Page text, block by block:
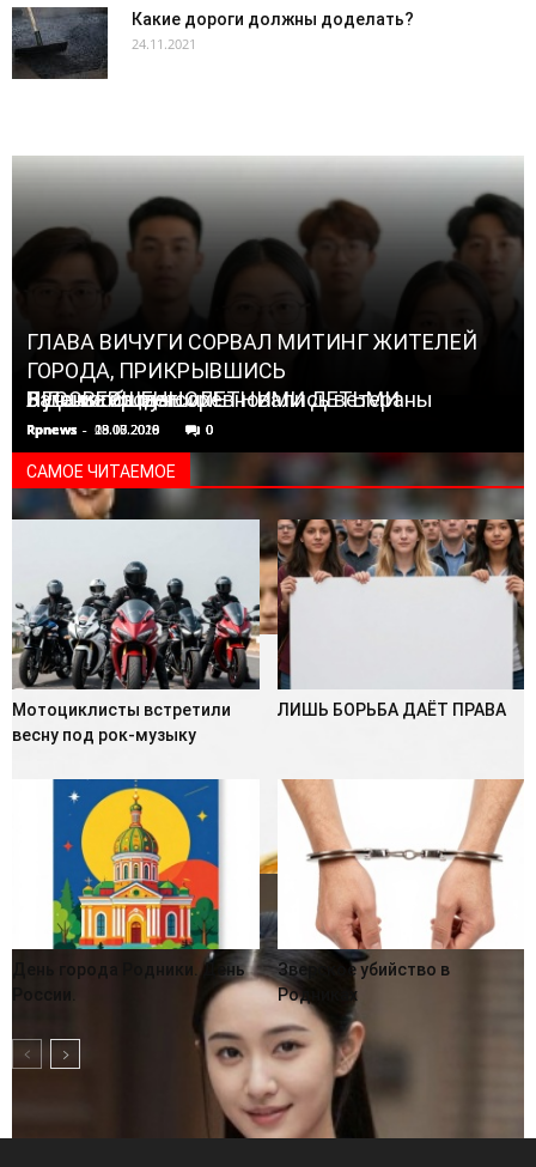
Какие дороги должны доделать?
24.11.2021
ГЛАВА ВИЧУГИ СОРВАЛ МИТИНГ ЖИТЕЛЕЙ
ГОРОДА, ПРИКРЫВШИСЬ
НЕСОВЕРШЕННОЛЕТНИМИ ДЕТЬМИ
Rpnews - 28.03.2018 0
В День города соревновались ветераны
Rpnews - 13.06.2019 0
Загс сообщает
Rpnews - 08.07.2020 0
Лучшие из лучших!
Rpnews - 19.10.2016 0
САМОЕ ЧИТАЕМОЕ
Мотоциклисты встретили
весну под рок-музыку
ЛИШЬ БОРЬБА ДАЁТ ПРАВА
День города Родники. День
России.
Зверское убийство в
Родниках